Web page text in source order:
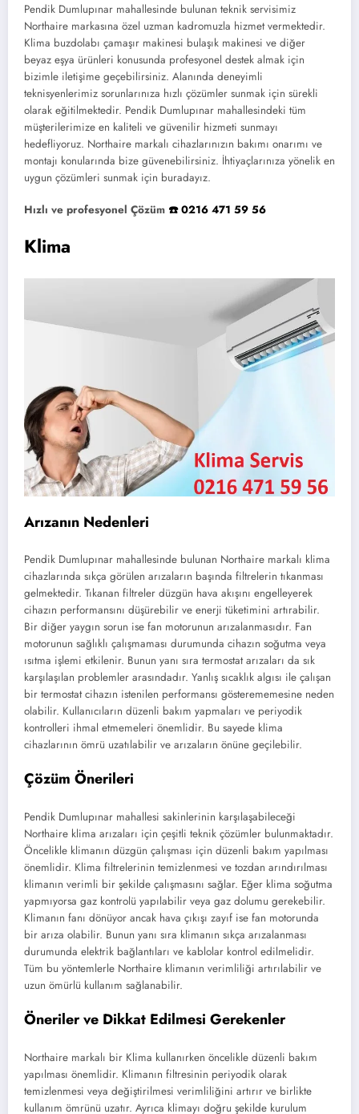
Pendik Dumlupınar mahallesinde bulunan teknik servisimiz
Northaire markasına özel uzman kadromuzla hizmet vermektedir.
Klima buzdolabı çamaşır makinesi bulaşık makinesi ve diğer
beyaz eşya ürünleri konusunda profesyonel destek almak için
bizimle iletişime geçebilirsiniz. Alanında deneyimli
teknisyenlerimiz sorunlarınıza hızlı çözümler sunmak için sürekli
olarak eğitilmektedir. Pendik Dumlupınar mahallesindeki tüm
müşterilerimize en kaliteli ve güvenilir hizmeti sunmayı
hedefliyoruz. Northaire markalı cihazlarınızın bakımı onarımı ve
montajı konularında bize güvenebilirsiniz. İhtiyaçlarınıza yönelik en
uygun çözümleri sunmak için buradayız.
Hızlı ve profesyonel Çözüm ☎️ 0216 471 59 56
Klima
Arızanın Nedenleri
Pendik Dumlupınar mahallesinde bulunan Northaire markalı klima
cihazlarında sıkça görülen arızaların başında filtrelerin tıkanması
gelmektedir. Tıkanan filtreler düzgün hava akışını engelleyerek
cihazın performansını düşürebilir ve enerji tüketimini artırabilir.
Bir diğer yaygın sorun ise fan motorunun arızalanmasıdır. Fan
motorunun sağlıklı çalışmaması durumunda cihazın soğutma veya
ısıtma işlemi etkilenir. Bunun yanı sıra termostat arızaları da sık
karşılaşılan problemler arasındadır. Yanlış sıcaklık algısı ile çalışan
bir termostat cihazın istenilen performansı gösterememesine neden
olabilir. Kullanıcıların düzenli bakım yapmaları ve periyodik
kontrolleri ihmal etmemeleri önemlidir. Bu sayede klima
cihazlarının ömrü uzatılabilir ve arızaların önüne geçilebilir.
Çözüm Önerileri
Pendik Dumlupınar mahallesi sakinlerinin karşılaşabileceği
Northaire klima arızaları için çeşitli teknik çözümler bulunmaktadır.
Öncelikle klimanın düzgün çalışması için düzenli bakım yapılması
önemlidir. Klima filtrelerinin temizlenmesi ve tozdan arındırılması
klimanın verimli bir şekilde çalışmasını sağlar. Eğer klima soğutma
yapmıyorsa gaz kontrolü yapılabilir veya gaz dolumu gerekebilir.
Klimanın fanı dönüyor ancak hava çıkışı zayıf ise fan motorunda
bir arıza olabilir. Bunun yanı sıra klimanın sıkça arızalanması
durumunda elektrik bağlantıları ve kablolar kontrol edilmelidir.
Tüm bu yöntemlerle Northaire klimanın verimliliği artırılabilir ve
uzun ömürlü kullanım sağlanabilir.
Öneriler ve Dikkat Edilmesi Gerekenler
Northaire markalı bir Klima kullanırken öncelikle düzenli bakım
yapılması önemlidir. Klimanın filtresinin periyodik olarak
temizlenmesi veya değiştirilmesi verimliliğini artırır ve birlikte
kullanım ömrünü uzatır. Ayrıca klimayı doğru şekilde kurulum